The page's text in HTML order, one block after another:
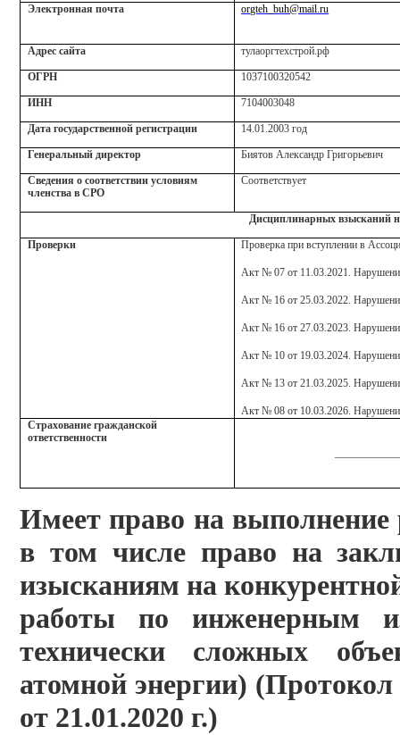
Электронная почта orgteh_buh@mail.ru
Адрес сайта тулаоргтехстрой.рф
ОГРН 1037100320542
ИНН 7104003048
Дата государственной регистрации 14.01.2003 год
Генеральный директор Биятов Александр Григорьевич
Сведения о соответствии условиям
членства в СРО
Соответствует
Дисциплинарных взысканий
Проверки Проверка при вступлении в
Акт № 07 от 11.03.2021.
Акт № 16 от 25.03.2022.
Акт № 16 от 27.03.2023.
Акт № 10 от 19.03.2024.
Акт № 13 от 21.03.2025.
Акт № 08 от 10.03.2026.
Страхование гражданской
ответственности
Имеет право на
в том числе право на
изысканиям на
работы по инженерным
технически сложных
атомной энергии)
от 21.01.2020 г.)